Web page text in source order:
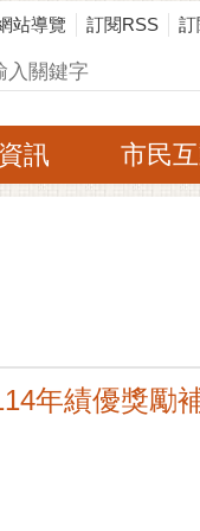
站導覽 訂閱RSS 訂
訊 市民
年績優獎勵